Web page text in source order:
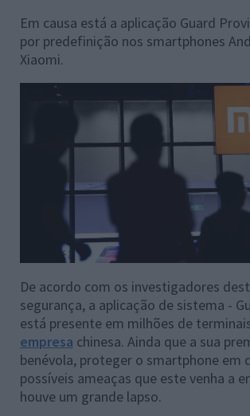
Em causa está a aplicação Guard
por predefinição nos smartphones
Xiaomi.
De acordo com os investigadores
segurança, a aplicação de sistema -
está presente em milhões de
empresa chinesa. Ainda que a sua
benévola, proteger o smartphone em
possíveis ameaças que este venha a
houve um grande lapso.